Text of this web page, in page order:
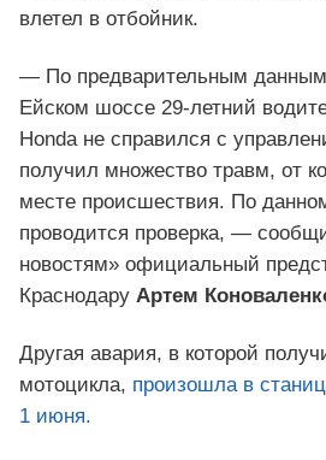
влетел в отбойник.
— По предварительным
Ейском шоссе 29-летний
Honda не справился с
получил множество травм, от
месте происшествия. По
проводится проверка, —
новостям» официальный
Краснодару Артем
Другая авария, в которой
мотоцикла, произошла в
1 июня.